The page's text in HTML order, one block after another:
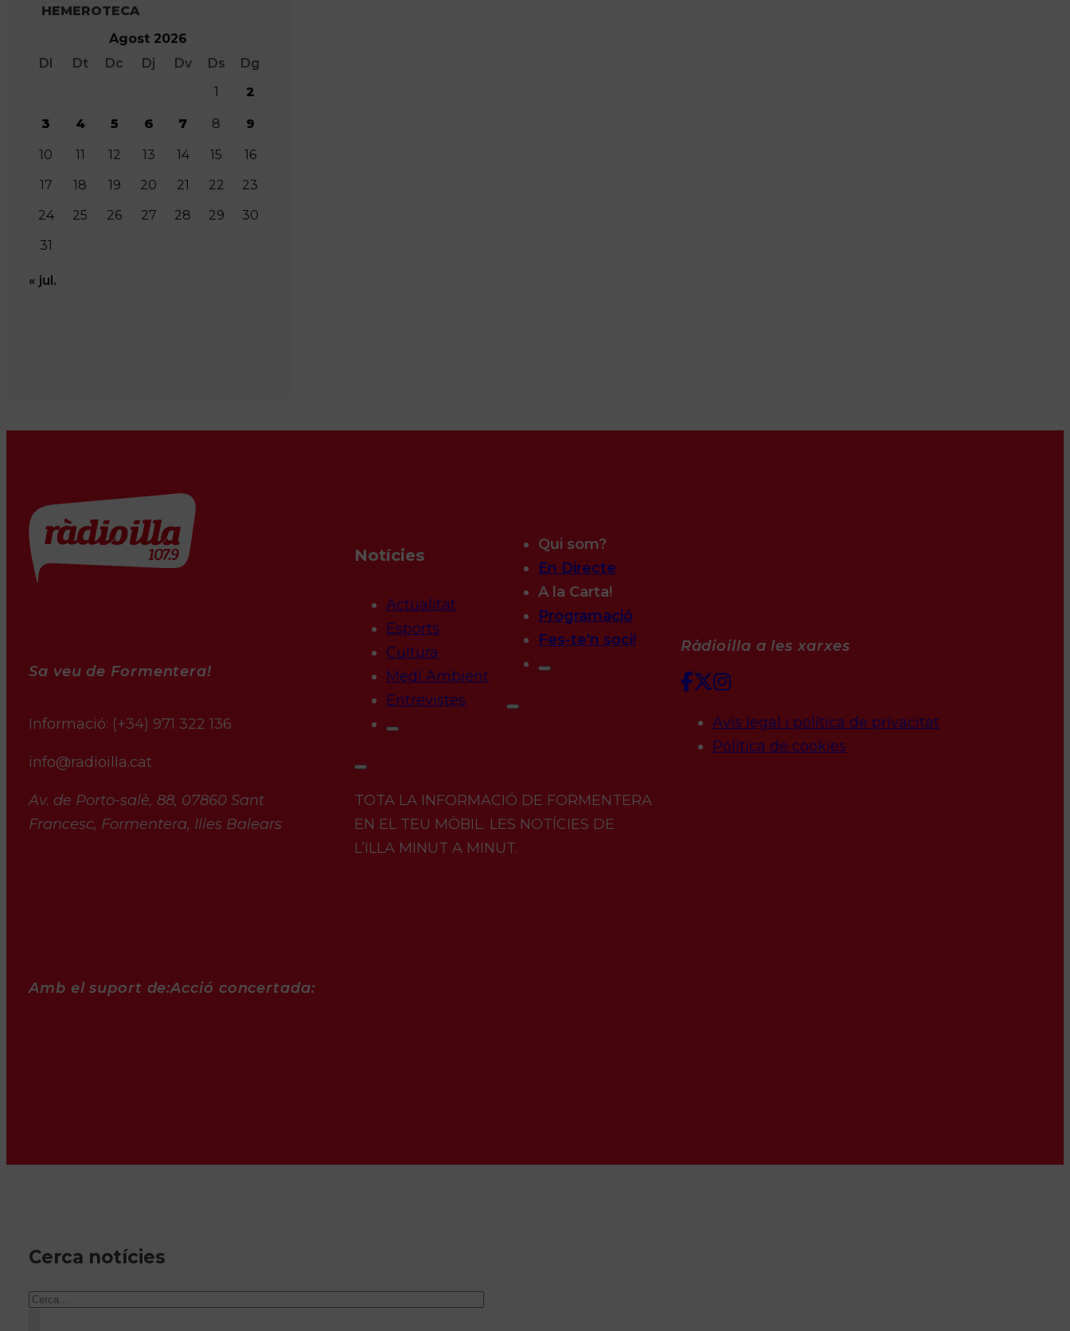
HEMEROTECA
Agost 2026
Dl
Dt Dc Dj Dv Ds
Dg
1
2
3 4 5 6 7 8 9
10 11 12 13 14 15
16
17
18 19 20 21 22
23
24
25 26 27 28 29
30
31
« jul.
Sa veu de Formentera!
Informació: (+34) 971 322 136
info@radioilla.cat
Av. de Porto-salè, 88, 07860 Sant
Francesc, Formentera, Illes Balears
Notícies
Actualitat
Esports
Cultura
Medi Ambient
Entrevistes
Qui som?
En Directe
A la Carta!
Programació
Fes-te'n soci!
TOTA LA INFORMACIÓ DE FORMENTERA
EN EL TEU MÒBIL. LES NOTÍCIES DE
L’ILLA MINUT A MINUT.
Ràdioilla a les xarxes
Avís legal i política de privacitat
Política de cookies
Amb el suport de:Acció concertada:
Cerca notícies
Cercar